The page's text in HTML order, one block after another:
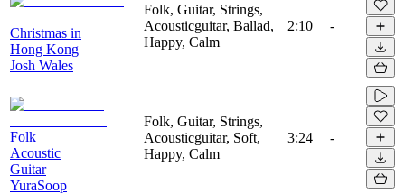
Christmas in
Hong Kong
Josh Wales
Folk, Guitar, Strings,
Acousticguitar, Ballad,
Happy, Calm
2:10 -
Folk
Acoustic
Guitar
YuraSoop
Folk, Guitar, Strings,
Acousticguitar, Soft,
Happy, Calm
3:24 -